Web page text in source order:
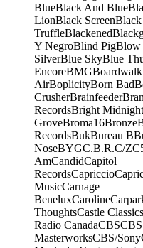
BlueBlack And Blue
LionBlack ScreenBlack
TruffleBlackened
Y NegroBlind PigBlow
SilverBlue SkyBlue
EncoreBMGBoardwalk
AirBoplicityBorn Bad
CrusherBrainfeeder
RecordsBright
GroveBroma16Bronze
RecordsBukBureau B
NoseBYGC.B.R.C/Z
AmCandidCapitol
RecordsCapriccio
MusicCarnage
BeneluxCaroline
ThoughtsCastle Classics
Radio CanadaCBS
MasterworksCBS/Sony